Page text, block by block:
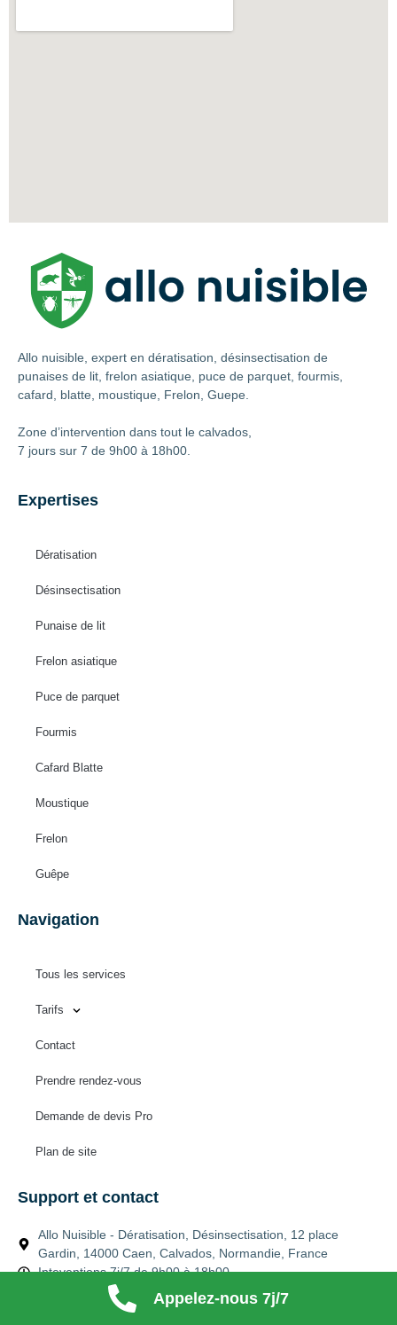
Appelez-nous 7j/7
Allo nuisible, expert en dératisation, désinsectisation de
punaises de lit, frelon asiatique, puce de parquet, fourmis,
cafard, blatte, moustique, Frelon, Guepe.
Zone d’intervention dans tout le calvados,
7 jours sur 7 de 9h00 à 18h00.
Expertises
Dératisation
Désinsectisation
Punaise de lit
Frelon asiatique
Puce de parquet
Fourmis
Cafard Blatte
Moustique
Frelon
Guêpe
Navigation
Tous les services
Tarifs
Contact
Prendre rendez-vous
Demande de devis Pro
Plan de site
Support et contact
Allo Nuisible - Dératisation, Désinsectisation, 12 place
Gardin, 14000 Caen, Calvados, Normandie, France
Inteventions 7j/7 de 9h00 à 18h00
allo-nuisible-caen@hotmail.com
09 83 33 41 22